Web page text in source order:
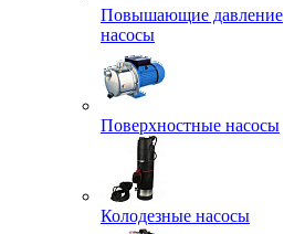
Повышающие давление
насосы
Поверхностные насосы
Колодезные насосы